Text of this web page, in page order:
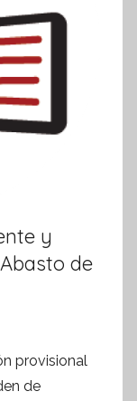
y
de
provisional
de